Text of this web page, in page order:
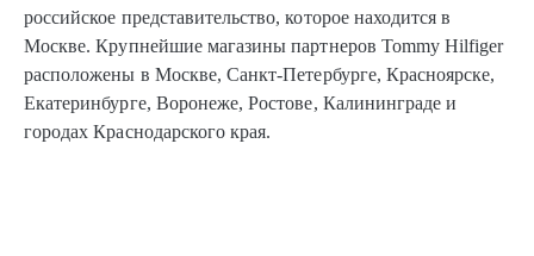
российское представительство, которое находится в
Москве. Крупнейшие магазины партнеров Tommy Hilfiger
расположены в Москве, Санкт-Петербурге, Красноярске,
Екатеринбурге, Воронеже, Ростове, Калининграде и
городах Краснодарского края.